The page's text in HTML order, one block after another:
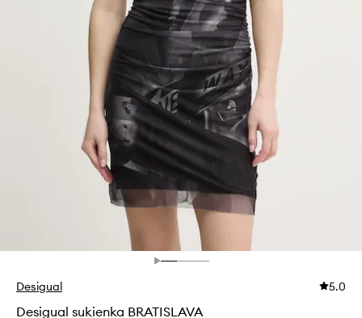
Desigual 5.0
Desigual sukienka BRATISLAVA